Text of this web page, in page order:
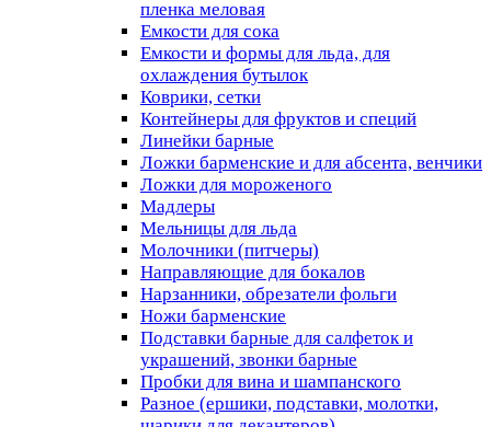
пленка меловая
Емкости для сока
Емкости и формы для льда, для
охлаждения бутылок
Коврики, сетки
Контейнеры для фруктов и специй
Линейки барные
Ложки барменские и для абсента, венчики
Ложки для мороженого
Мадлеры
Мельницы для льда
Молочники (питчеры)
Направляющие для бокалов
Нарзанники, обрезатели фольги
Ножи барменские
Подставки барные для салфеток и
украшений, звонки барные
Пробки для вина и шампанского
Разное (ершики, подставки, молотки,